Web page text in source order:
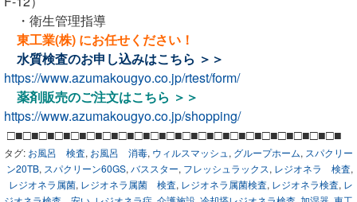
・衛生管理指導
東工業(株) にお任せください！
水質検査のお申し込みはこちら ＞＞
https://www.azumakougyo.co.jp/rtest/form/
薬剤販売のご注文はこちら ＞＞
https://www.azumakougyo.co.jp/shopping/
□■□■□■□■□■□■□■□■□■□■□■□■□■□■□■□■□■□■□■□■□■
タグ: お風呂 検査, お風呂 消毒, ウィルスマッシュ , グループホーム, スパクリー
ン20TB, スパクリーン60GS, バススター, フレッシュラックス, レジオネラ 検査,
レジオネラ属菌, レジオネラ属菌 検査, レジオネラ属菌検査, レジオネラ検査, レ